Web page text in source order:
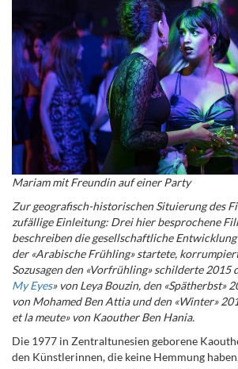
Mariam mit Freundin auf einer Party
Zur geografisch-historischen Situierung des
zufällige Einleitung: Drei hier besprochene
beschreiben die gesellschaftliche Entwicklung
der «Arabische Frühling» startete,
Sozusagen den «Vorfrühling» schilderte 2015
My Eyes» von Leya Bouzin, den «Spätherbst»
von Mohamed Ben Attia und den «Winter»
et la meute» von Kaouther Ben Hania.
Die 1977 in Zentraltunesien geborene
den Künstlerinnen, die keine Hemmung